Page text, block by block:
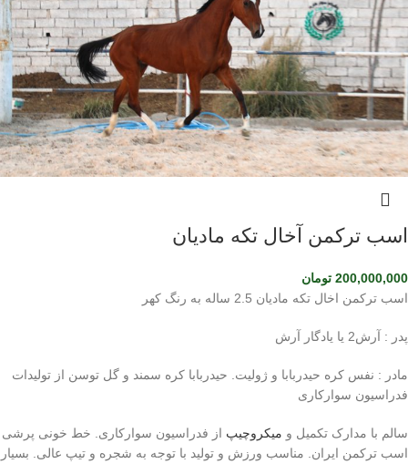
اسب ترکمن آخال تکه مادیان
200,000,000 تومان
اسب ترکمن اخال تکه مادیان 2.5 ساله به رنگ کهر
پدر : آرش2 یا یادگار آرش
مادر : نفس کره حیدربابا و ژولیت. حیدربابا کره سمند و گل توسن از تولیدات
فدراسیون سوارکاری
سالم با مدارک تکمیل و میکروچیپ از فدراسیون سوارکاری. خط خونی پرشی
اسب ترکمن ایران. مناسب ورزش و تولید با توجه به شجره و تیپ عالی. بسیار